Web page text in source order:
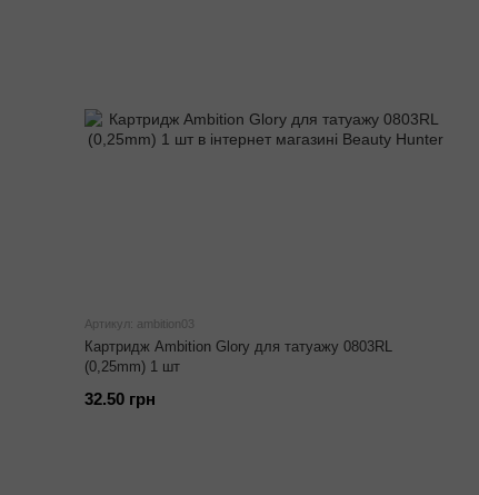
Артикул: ambition03
Картридж Ambition Glory для татуажу 0803RL
(0,25mm) 1 шт
32.50 грн